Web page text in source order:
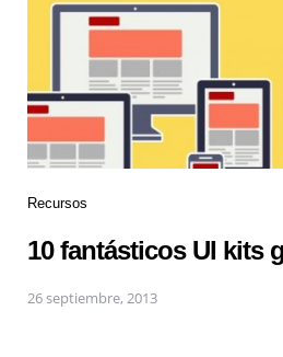
Recursos
10 fantásticos UI kits
26 septiembre, 2013